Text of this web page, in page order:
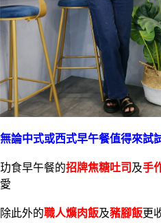
無論中式或西式早午餐值得來試
玏食早午餐的招牌焦糖吐司 及手
愛
除此外的職人爌肉飯及豬腳飯更